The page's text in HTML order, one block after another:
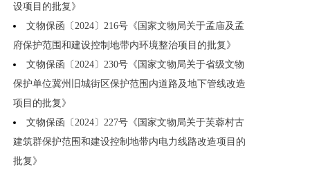
设项目的批复》
文物保函〔2024〕216号《国家文物局关于孟庙及孟
府保护范围和建设控制地带内环境整治项目的批复》
文物保函〔2024〕230号《国家文物局关于省级文物
保护单位冀州旧城街区保护范围内道路及地下管线改造
项目的批复》
文物保函〔2024〕227号《国家文物局关于芙蓉村古
建筑群保护范围和建设控制地带内电力线路改造项目的
批复》